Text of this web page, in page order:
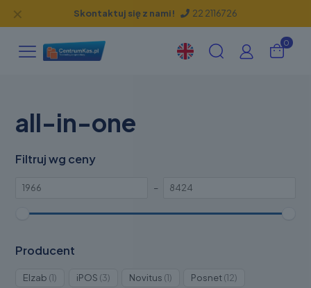
Skontaktuj się z nami! 22 2116726
✕
0
all-in-one
Filtruj wg ceny
–
Producent
Elzab 1ProduktiPOS 3ProduktyNovitus 1ProduktPosnet 12Produkty